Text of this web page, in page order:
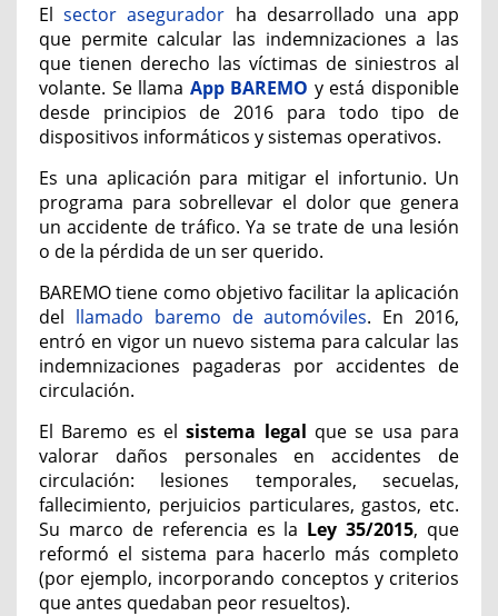
Elsector asegurador ha desarrollado una app
que permite calcular las indemnizaciones a las
que tienen derecho las víctimas de siniestros al
volante. Se llama App BAREMO y está disponible
desde principios de 2016 para todo tipo de
dispositivos informáticos y sistemas operativos.
Es una aplicación para mitigar el infortunio. Un
programa para sobrellevar el dolor que genera
un accidente de tráfico. Ya se trate de una lesión
o de la pérdida de un ser querido.
BAREMO tiene como objetivo facilitar la aplicación
del llamado baremo de automóviles. En 2016,
entró en vigor un nuevo sistema para calcular las
indemnizaciones pagaderas por accidentes de
circulación.
El Baremo es elsistema legal que se usa para
valorar daños personales en accidentes de
circulación: lesiones temporales, secuelas,
fallecimiento, perjuicios particulares, gastos, etc.
Su marco de referencia es la Ley 35/2015, que
reformó el sistema para hacerlo más completo
(por ejemplo, incorporando conceptos y criterios
que antes quedaban peor resueltos).